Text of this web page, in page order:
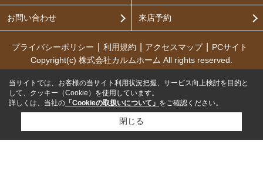
お問い合わせ 来店予約
プライバシーポリシー 利用規約 アクセスマップ
PCサイト
Copyright(c) 株式会社カルムホーム All rights reserved.
当サイトでは、お客様の当サイト利用状況把握、サービス向上検討を目的と
して、クッキー（Cookie）を使用しています。
詳しくは、当社の 「Cookieの取扱いについて」 をご確認ください。
閉じる